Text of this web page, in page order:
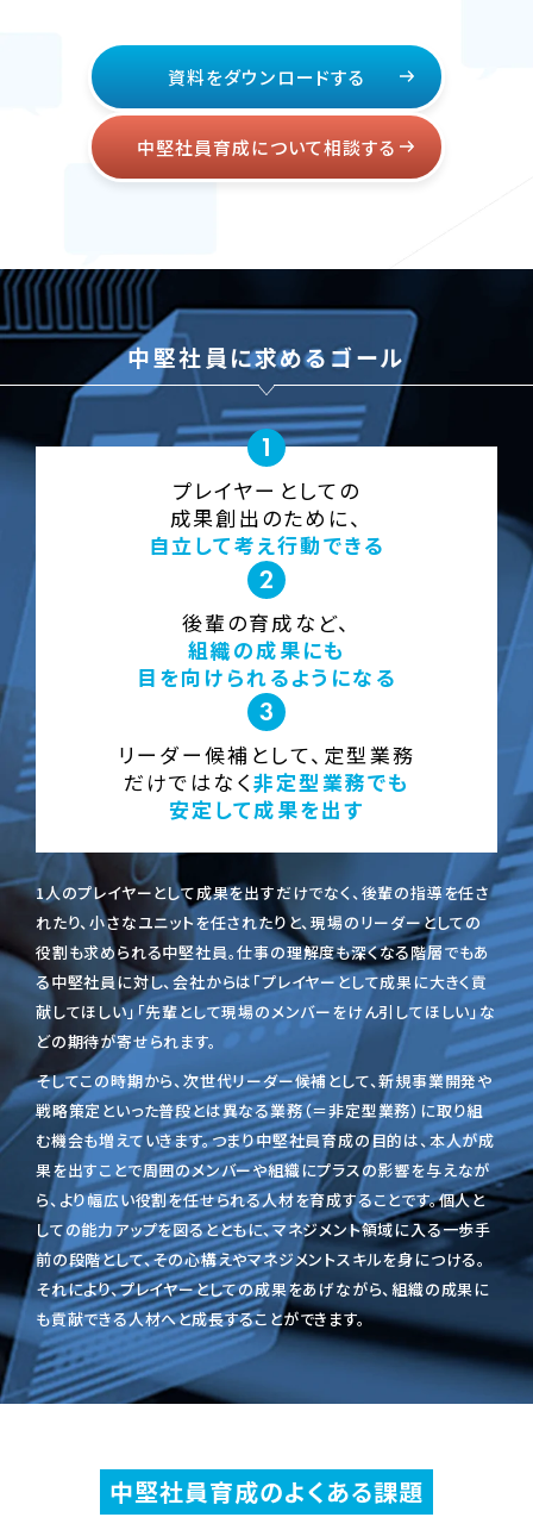
資料をダウンロードする
中堅社員育成について相談する
中堅社員に求めるゴール
プレイヤーとしての
成果創出のために、
自立して考え行動できる
後輩の育成など、
組織の成果にも
目を向けられるようになる
リーダー候補として、 定型業務
だけではなく非定型業務でも
安定して成果を出す
1人のプレイヤーとして成果を出すだけでなく、後輩の指導を任さ
れたり、小さなユニットを任されたりと、現場のリーダーとしての
役割も求められる中堅社員。仕事の理解度も深くなる階層でもあ
る中堅社員に対し、会社からは「プレイヤーとして成果に大きく貢
献してほしい」「先輩として現場のメンバーをけん引してほしい」な
どの期待が寄せられます。
そしてこの時期から、次世代リーダー候補として、新規事業開発や
戦略策定といった普段とは異なる業務（＝非定型業務）に取り組
む機会も増えていきます。つまり中堅社員育成の目的は、本人が成
果を出すことで周囲のメンバーや組織にプラスの影響を与えなが
ら、より幅広い役割を任せられる人材を育成することです。個人と
しての能力アップを図るとともに、マネジメント領域に入る一歩手
前の段階として、その心構えやマネジメントスキルを身につける。
それにより、プレイヤーとしての成果をあげながら、組織の成果に
も貢献できる人材へと成長することができます。
中堅社員育成のよくある課題